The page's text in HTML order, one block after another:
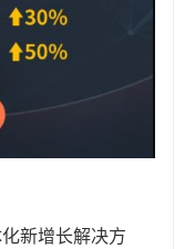
新增长解决方